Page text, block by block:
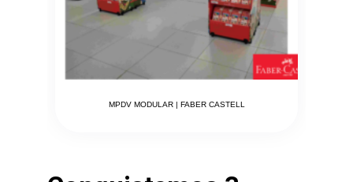
MPDV MODULAR | FABER CASTELL